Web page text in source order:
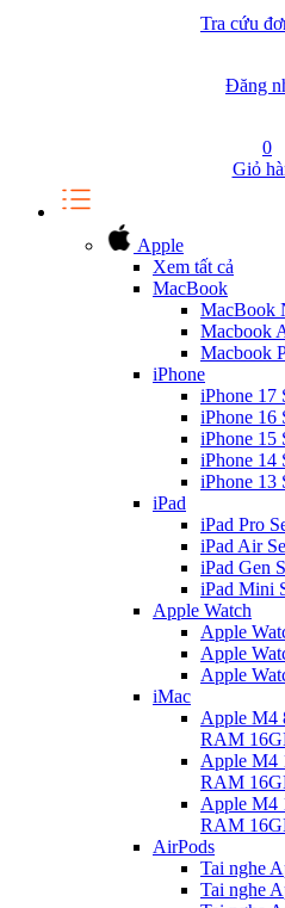
Tra cứu
Đăng
0
Giỏ
Apple
Xem tất cả
MacBook
MacBook
Macbook
Macbook
iPhone
iPhone 17
iPhone 16
iPhone 15
iPhone 14
iPhone 13
iPad
iPad Pro
iPad Air
iPad Gen
iPad Mini
Apple Watch
Apple
Apple
Apple
iMac
Apple M4
RAM
Apple M4
RAM
Apple M4
RAM
AirPods
Tai nghe
Tai nghe